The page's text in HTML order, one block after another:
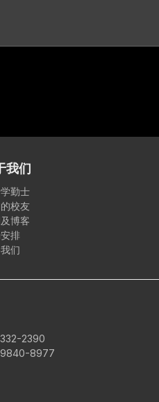
我们
勤士
校友
博客
排
们
2390
8977